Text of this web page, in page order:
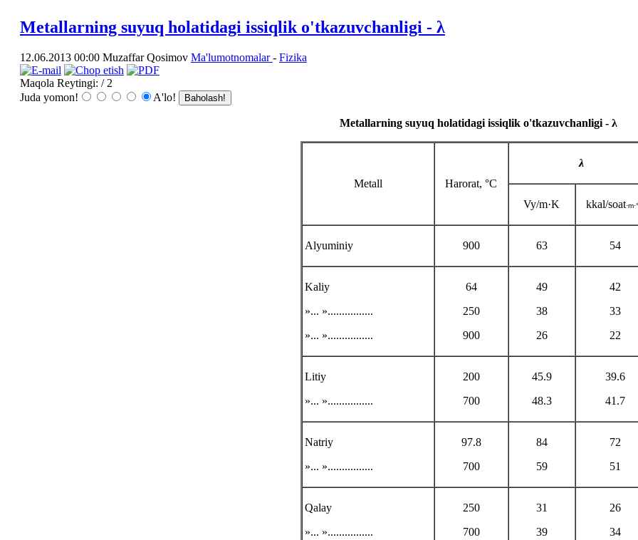
Metallarning suyuq holatidagi issiqlik o'tkazuvchanligi - λ
12.06.2013 00:00 Muzaffar Qosimov Ma'lumotnomalar- Fizika
Maqola Reytingi: / 2
Juda yomon!
A'lo!
Metallarning suyuq holatidagi issiqlik o'tkazuvchanligi - λ
Metall Harorat, °C
λ
Vy/m·K kkal/soat·m
Alyuminiy 900 63 54
Kaliy
»... »................
»... »................
64
250
900
49
38
26
42
33
22
Litiy
»... »................
200
700
45.9
48.3
39.6
41.7
Natriy
»... »................
97.8
700
84
59
72
51
Qalay
»... »................
250
700
31
39
26
34